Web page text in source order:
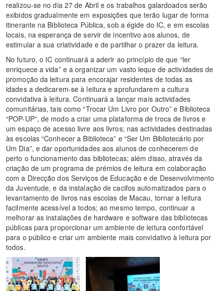
realizou-se no dia 27 de Abril e os trabalhos galardoados serão
exibidos gradualmente em exposições que terão lugar de forma
itinerante na Biblioteca Pública, sob a égide do IC, e em escolas
locais, na esperança de servir de incentivo aos alunos, de
estimular a sua criatividade e de partilhar o prazer da leitura.
No futuro, o IC continuará a aderir ao princípio de que “ler
enriquece a vida” e a organizar um vasto leque de actividades de
promoção da leitura para encorajar residentes de todas as
idades a dedicarem-se à leitura e aprofundarem a cultura
convidativa à leitura. Continuará a lançar mais actividades
comunitárias, tais como “Trocar Um Livro por Outro” e Biblioteca
“POP-UP”, de modo a criar uma plataforma de troca de livros e
um espaço de acesso livre aos livros; nas actividades destinadas
às escolas “Conhecer a Biblioteca” e “Ser Um Bibliotecário por
Um Dia”, e dar oportunidades aos alunos de conhecerem de
perto o funcionamento das bibliotecas; além disso, através da
criação de um programa de prémios de leitura em colaboração
com a Direcção dos Serviços de Educação e de Desenvolvimento
da Juventude, e da instalação de cacifos automatizados para o
levantamento de livros nas escolas de Macau, tornar a leitura
facilmente acessível a todos; ao mesmo tempo, continuar a
melhorar as instalações de hardware e software das bibliotecas
públicas para proporcionar um ambiente de leitura confortável
para o público e criar um ambiente mais convidativo à leitura por
todos.